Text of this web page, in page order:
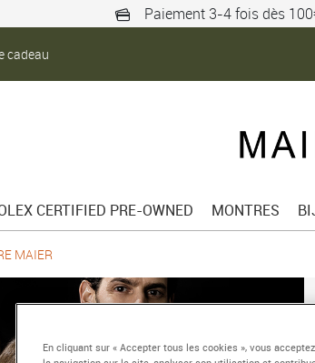
Paiement 3-4 fois dès
cadeau
CERTIFIED PRE-OWNED MONTRES
MAIER
En cliquant sur « Accepter tous les cookies », vous